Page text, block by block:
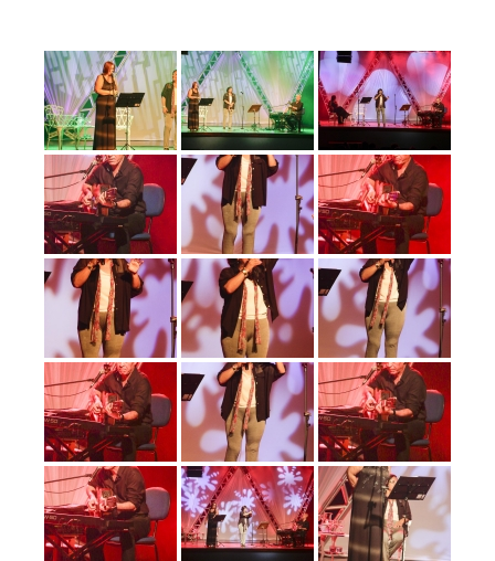
Turística
Guaratinguetá